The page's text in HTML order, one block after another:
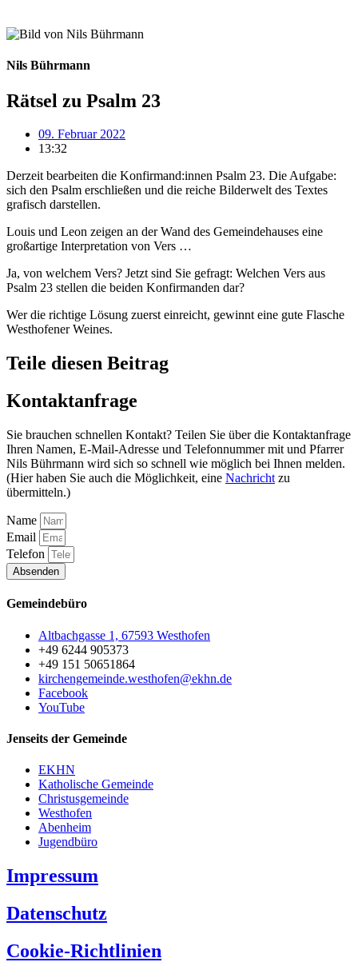
Nils Bührmann
Rätsel zu Psalm 23
09. Februar 2022
13:32
Derzeit bearbeiten die Konfirmand:innen Psalm 23. Die Aufgabe:
sich den Psalm erschließen und die reiche Bilderwelt des Textes
grafisch darstellen.
Louis und Leon zeigen an der Wand des Gemeindehauses eine
großartige Interpretation von Vers …
Ja, von welchem Vers? Jetzt sind Sie gefragt: Welchen Vers aus
Psalm 23 stellen die beiden Konfirmanden dar?
Wer die richtige Lösung zuerst einreicht, gewinnt eine gute Flasche
Westhofener Weines.
Teile diesen Beitrag
Kontaktanfrage
Sie brauchen schnellen Kontakt? Teilen Sie über die Kontaktanfrage
Ihren Namen, E-Mail-Adresse und Telefonnummer mit und Pfarrer
Nils Bührmann wird sich so schnell wie möglich bei Ihnen melden.
(Hier haben Sie auch die Möglichkeit, eine Nachricht zu
übermitteln.)
Name
Email
Telefon
Absenden
Gemeindebüro
Altbachgasse 1, 67593 Westhofen
+49 6244 905373
+49 151 50651864
kirchengemeinde.westhofen@ekhn.de
Facebook
YouTube
Jenseits der Gemeinde
EKHN
Katholische Gemeinde
Christusgemeinde
Westhofen
Abenheim
Jugendbüro
Impressum
Datenschutz
Cookie-Richtlinien